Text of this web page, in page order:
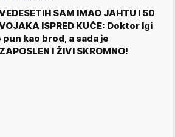
SAM IMAO JAHTU I 50
ISPRED KUĆE: Doktor Igi
pun kao brod, a sada je
I ŽIVI SKROMNO!